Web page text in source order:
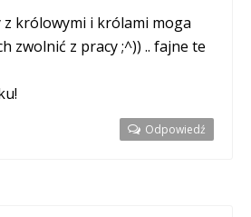
z królowymi i królami moga
zwolnić z pracy ;^)) .. fajne te
Odpowiedź